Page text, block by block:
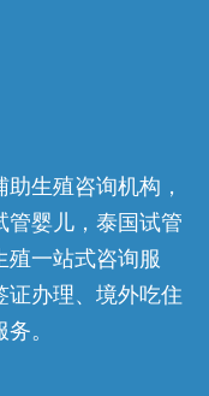
生殖咨询机构，
管婴儿，泰国试管
殖一站式咨询服
证办理、境外吃住
。